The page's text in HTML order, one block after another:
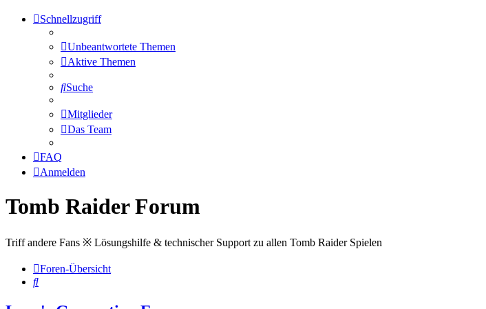
Schnellzugriff
Unbeantwortete Themen
Aktive Themen
Suche
Mitglieder
Das Team
FAQ
Anmelden
Tomb Raider Forum
Triff andere Fans ※ Lösungshilfe & technischer Support zu allen Tomb Raider Spielen
Foren-Übersicht
Suche